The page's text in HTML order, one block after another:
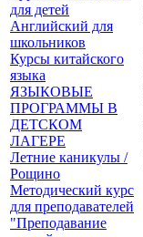
для детей
Английский для
школьников
Курсы китайского
языка
ЯЗЫКОВЫЕ
ПРОГРАММЫ В
ДЕТСКОМ
ЛАГЕРЕ
Летние каникулы /
Рощино
Методический курс
для преподавателей
"Преподавание